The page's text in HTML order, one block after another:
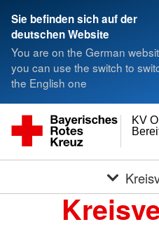
Sie befinden sich auf der
deutschen Website
You are on the German
you can use the switch to
the English one
KV